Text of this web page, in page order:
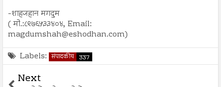
-शाहजहान मगदुम
( मो.:८९७६५३३४०४, Email:
magdumshah@eshodhan.com)
Labels: संपादकीय 337
Next